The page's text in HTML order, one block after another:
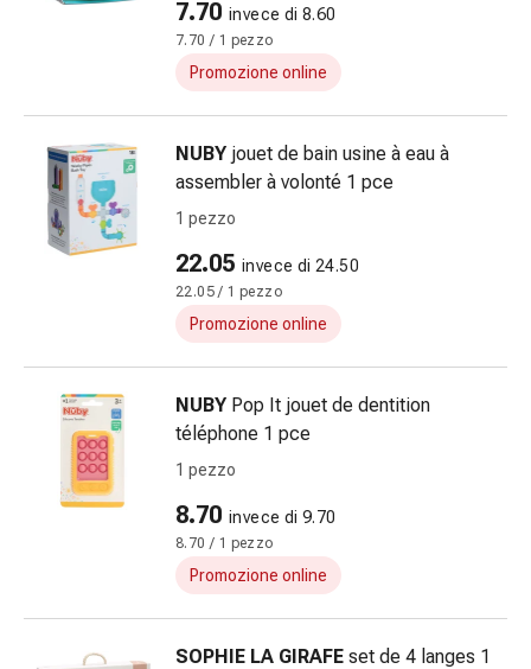
compressivi
adesivi
Bende,
nastri
Bende
tubolari
di
medicazione
Ustioni
scottature
ricambio
Unguenti
7.70 invece di 8.60
7.70 / 1 pezzo
Promozione online
NUBY jouet de bain usine à eau à
assembler à volonté 1 pce
1 pezzo
22.05 invece di 24.50
22.05 / 1 pezzo
Promozione online
NUBY Pop It jouet de dentition
téléphone 1 pce
1 pezzo
8.70 invece di 9.70
8.70 / 1 pezzo
Promozione online
SOPHIE LA GIRAFE set de 4 langes 1